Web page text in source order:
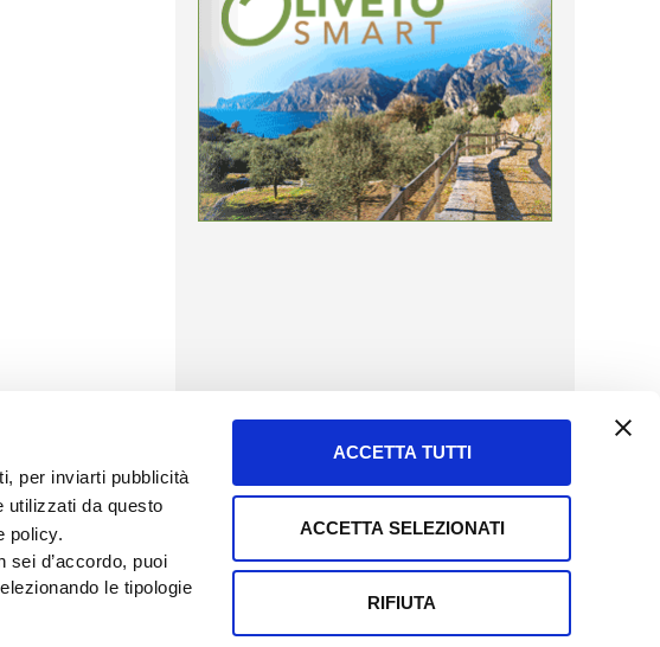
per inviarti pubblicità
utilizzati da questo
policy.
sei d’accordo, puoi
le tipologie
ACCETTA TUTTI
ACCETTA SELEZIONATI
RIFIUTA
PUBBLICITÀ
Tel + 39.045.8057523
pubblicita@informatoreagrario.it
Tel + 39.045.8009480
clienti@informatoreagrario.it